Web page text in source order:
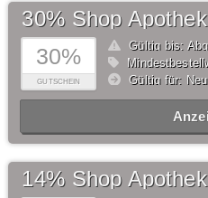
30%
GUTSCHEIN
30% Shop
Gültig bis:
Gültig für:
14% Shop